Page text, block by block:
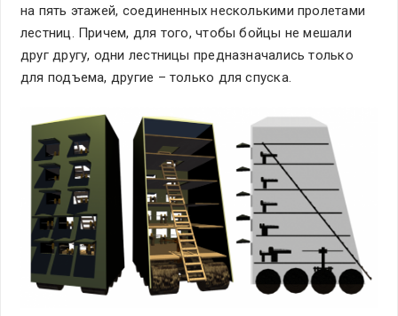
на пять этажей, соединенных несколькими пролетами
лестниц. Причем, для того, чтобы бойцы не мешали
друг другу, одни лестницы предназначались только
для подъема, другие – только для спуска.